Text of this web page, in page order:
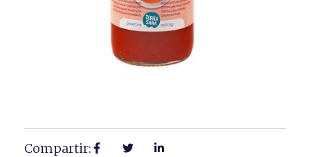
Compartir: